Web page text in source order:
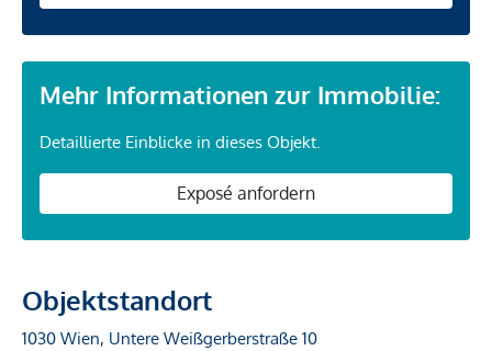
Mehr Informationen zur Immobilie:
Detaillierte Einblicke in dieses Objekt.
Exposé anfordern
Objektstandort
1030 Wien, Untere Weißgerberstraße 10